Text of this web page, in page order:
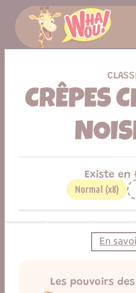
Panneau de gestion des
CRÊPES
Existe
Normal (x8)
En
Les pouvoirs